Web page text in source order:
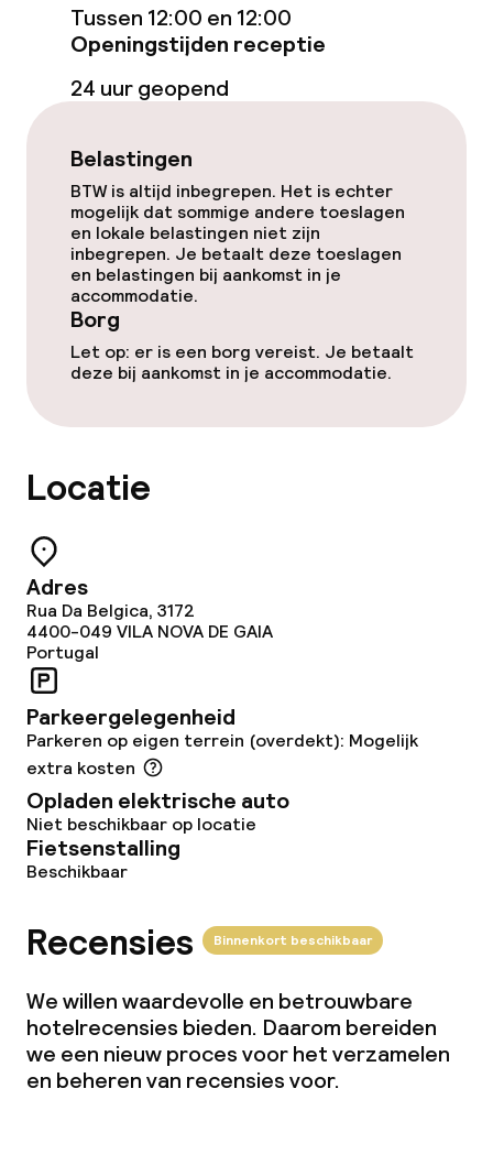
Ontbijtbuffet
Beleid
Borg bij aankomst
Overal rookvrij
Tussen 12:00 en 12:00
Openingstijden receptie
24 uur geopend
Belastingen
BTW is altijd inbegrepen. Het is echter
mogelijk dat sommige andere toeslagen
en lokale belastingen niet zijn
inbegrepen. Je betaalt deze toeslagen
en belastingen bij aankomst in je
accommodatie.
Borg
Let op: er is een borg vereist. Je betaalt
deze bij aankomst in je accommodatie.
Locatie
Adres
Rua Da Belgica, 3172
4400-049 VILA NOVA DE GAIA
Portugal
Parkeergelegenheid
Parkeren op eigen terrein (overdekt): Mogelijk
extra kosten
Opladen elektrische auto
Niet beschikbaar op locatie
Fietsenstalling
Beschikbaar
Recensies Binnenkort beschikbaar
We willen waardevolle en betrouwbare
hotelrecensies bieden. Daarom bereiden
we een nieuw proces voor het verzamelen
en beheren van recensies voor.